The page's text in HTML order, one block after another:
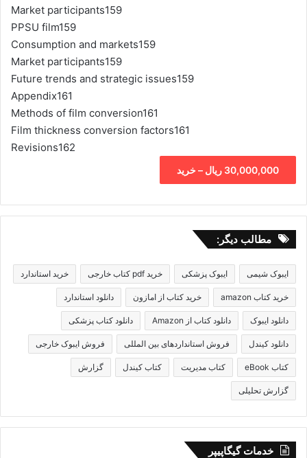
Market participants159
PPSU film159
Consumption and markets159
Market participants159
Future trends and strategic issues159
Appendix161
Methods of film conversion161
Film thickness conversion factors161
Revisions162
30,000,000 ریال – خرید
مطالب دیگر:
ایبوک شیمی ایبوک پزشکی خرید pdf کتاب خارجی خرید استاندارد
خرید کتاب amazon خرید کتاب از امازون دانلود استاندارد
دانلود ایبوک دانلود کتاب از Amazon دانلود کتاب پزشکی
دانلود کیندل فروش استانداردهای بین المللی فروش ایبوک خارجی
کتاب eBook کتاب مدیریت کتاب کیندل گزارش
گزارش تحلیلی
خدمات گیگاپیپر